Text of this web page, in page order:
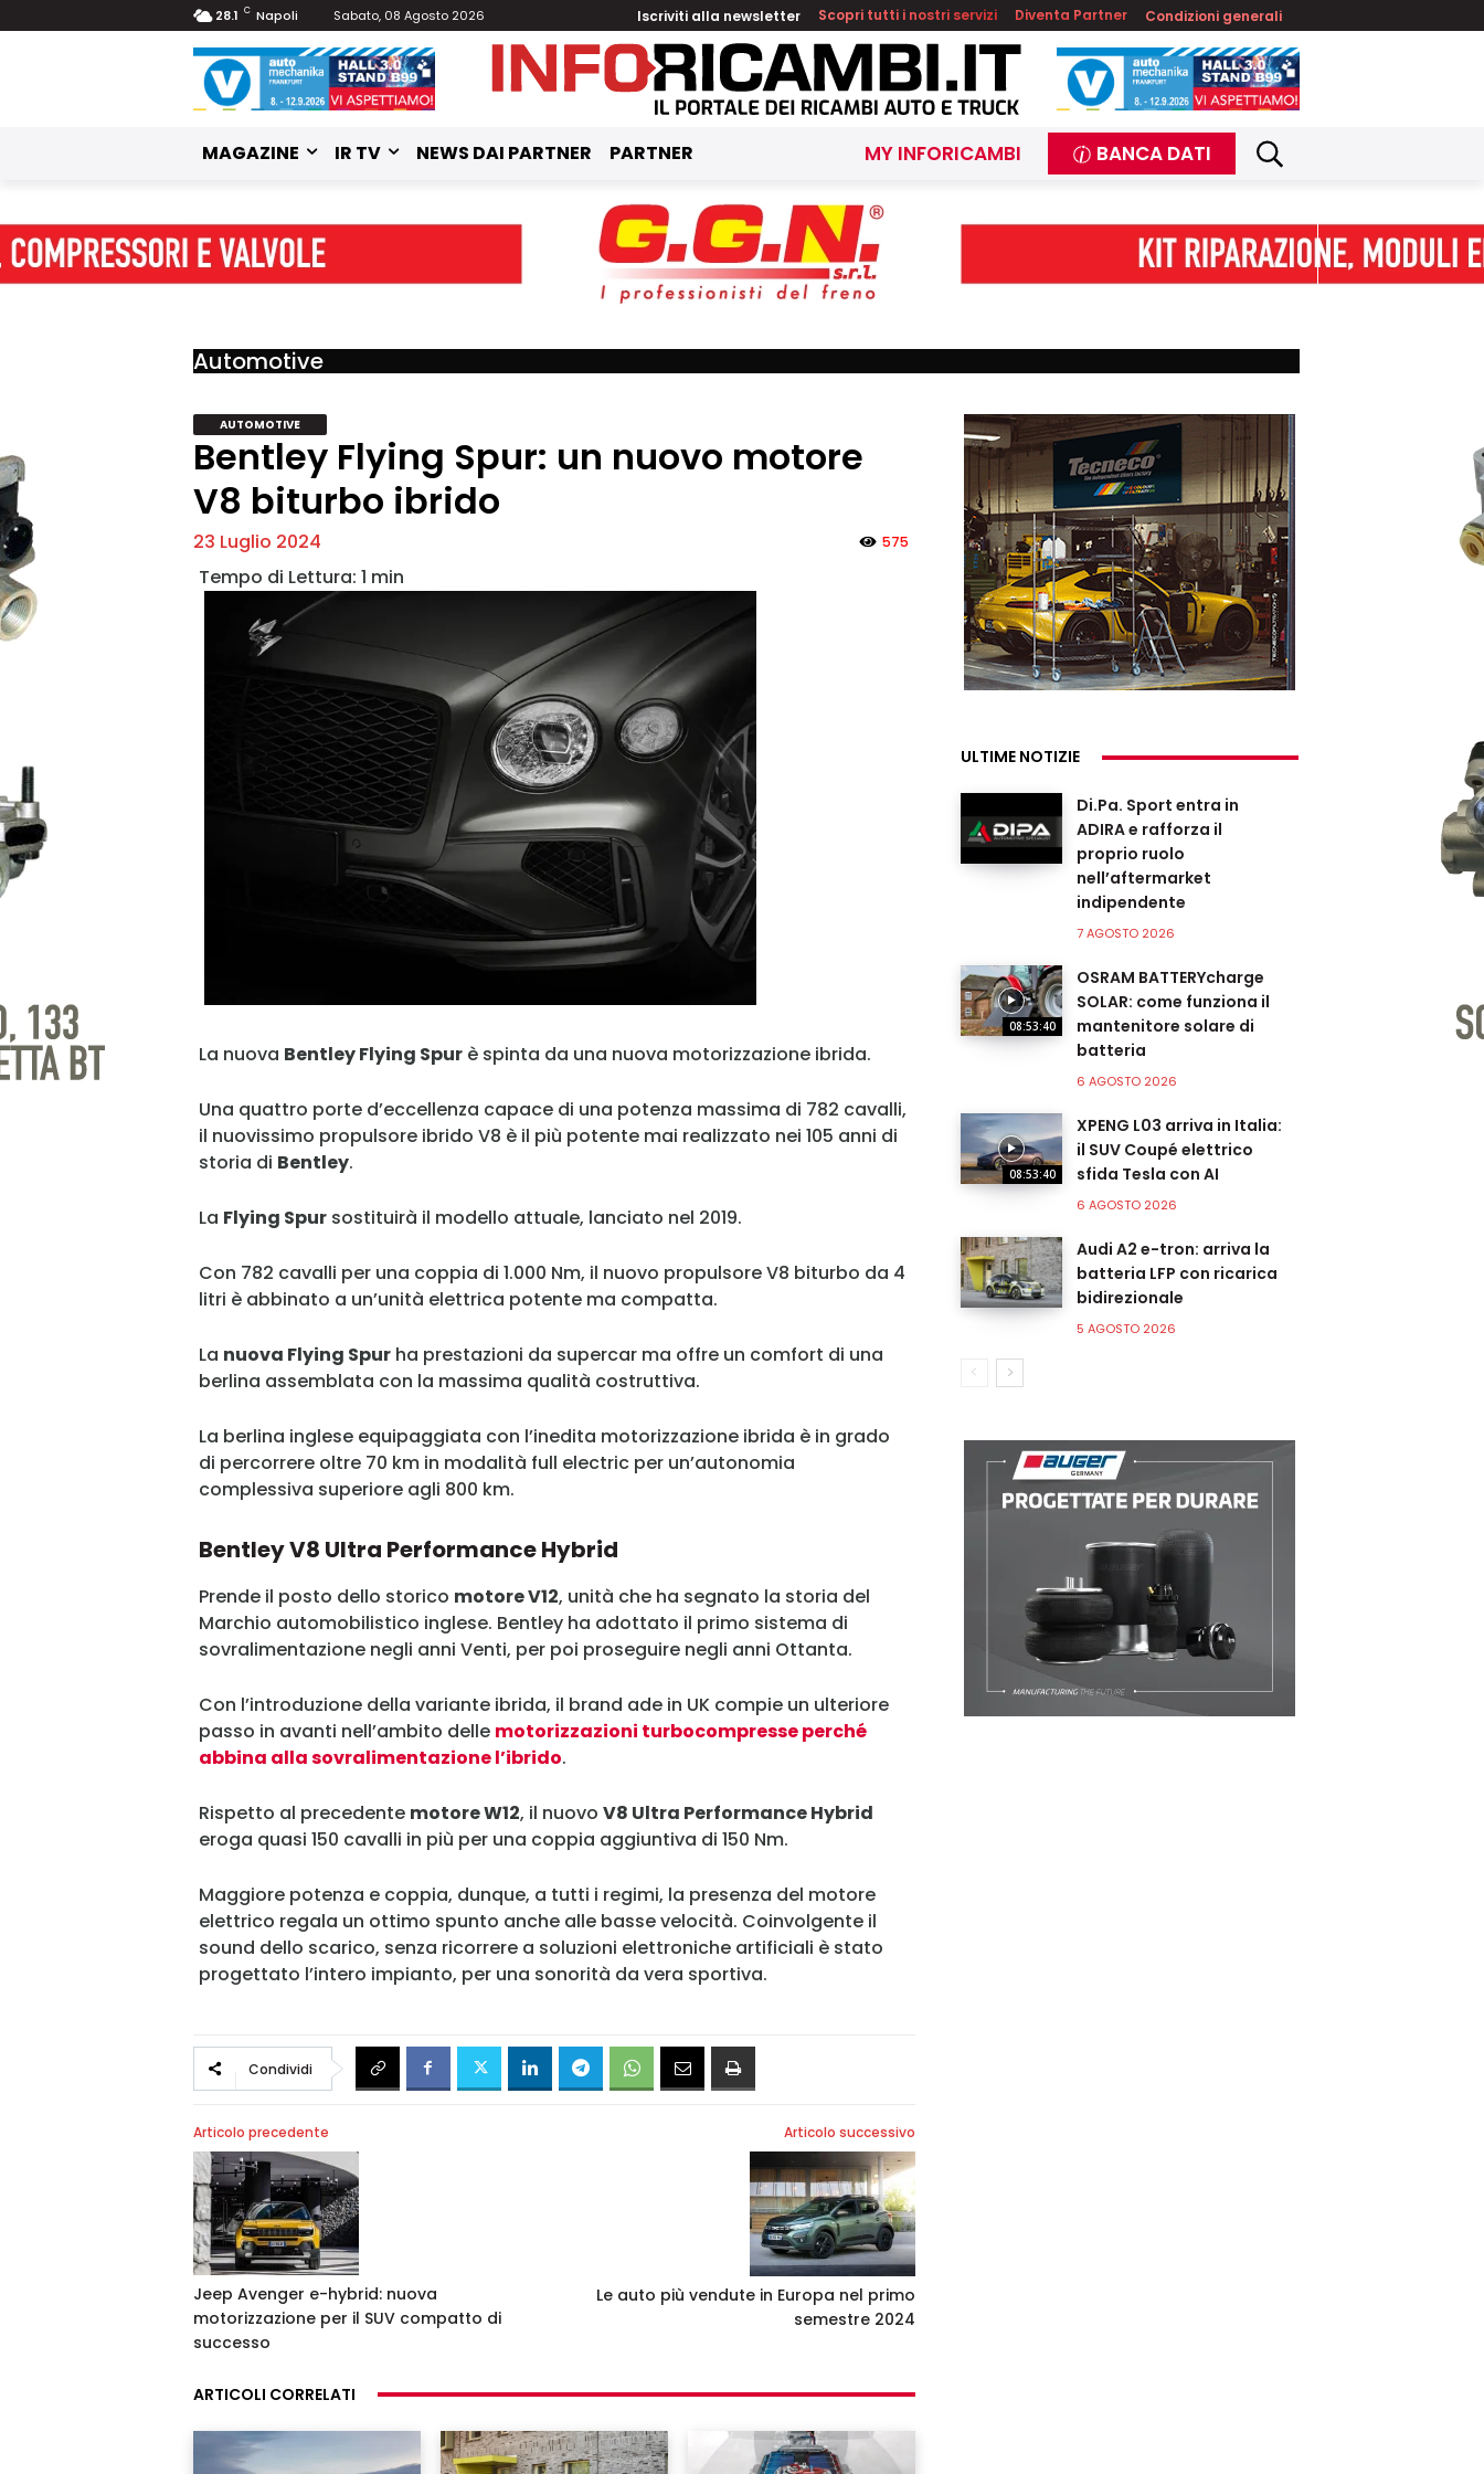
Username
Password
Ricordami
28.1 C Napoli Sabato, 08 Agosto 2026 Iscriviti alla newsletter Scopri tutti i nostri servizi Diventa Partner Condizioni generali
MAGAZINE IR TV NEWS DAI PARTNER PARTNER MY INFORICAMBI BANCA DATI
Automotive
AUTOMOTIVE
Bentley Flying Spur: un nuovo motore
V8 biturbo ibrido
23 Luglio 2024 575
La nuova Bentley Flying Spurè spinta da una nuova motorizzazione ibrida.
Una quattro porte d’eccellenza capace di una potenza massima di 782 cavalli,
il nuovissimo propulsore ibrido V8 è il più potente mai realizzato nei 105 anni di
storia di Bentley.
La Flying Spursostituirà il modello attuale, lanciato nel 2019.
Con 782 cavalli per una coppia di 1.000 Nm, il nuovo propulsore V8 biturbo da 4
litri è abbinato a un’unità elettrica potente ma compatta.
La nuova Flying Spurha prestazioni da supercar ma offre un comfort di una
berlina assemblata con la massima qualità costruttiva.
La berlina inglese equipaggiata con l’inedita motorizzazione ibrida è in grado
di percorrere oltre 70 km in modalità full electric per un’autonomia
complessiva superiore agli 800 km.
Bentley V8 Ultra Performance Hybrid
Prende il posto dello storico motore V12, unità che ha segnato la storia del
Marchio automobilistico inglese. Bentley ha adottato il primo sistema di
sovralimentazione negli anni Venti, per poi proseguire negli anni Ottanta.
Con l’introduzione della variante ibrida, il brand ade in UK compie un ulteriore
passo in avanti nell’ambito delle motorizzazioni turbocompresse perché
abbina alla sovralimentazione l’ibrido.
Rispetto al precedente motore W12, il nuovo V8 Ultra Performance Hybrid
eroga quasi 150 cavalli in più per una coppia aggiuntiva di 150 Nm.
Maggiore potenza e coppia, dunque, a tutti i regimi, la presenza del motore
elettrico regala un ottimo spunto anche alle basse velocità. Coinvolgente il
sound dello scarico, senza ricorrere a soluzioni elettroniche artificiali è stato
progettato l’intero impianto, per una sonorità da vera sportiva.
Condividi
Articolo precedente
Jeep Avenger e-hybrid: nuova
motorizzazione per il SUV compatto di
successo
Articolo successivo
Le auto più vendute in Europa nel primo
semestre 2024
ARTICOLI CORRELATI
ULTIME NOTIZIE
Di.Pa. Sport entra in
ADIRA e rafforza il
proprio ruolo
nell’aftermarket
indipendente
7 AGOSTO 2026
08:53:40
OSRAM BATTERYcharge
SOLAR: come funziona il
mantenitore solare di
batteria
6 AGOSTO 2026
08:53:40
XPENG L03 arriva in Italia:
il SUV Coupé elettrico
sfida Tesla con AI
6 AGOSTO 2026
Audi A2 e-tron: arriva la
batteria LFP con ricarica
bidirezionale
5 AGOSTO 2026